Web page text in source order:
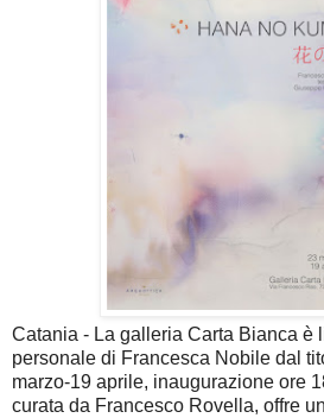
Catania - La galleria Carta Bianca è
personale di Francesca Nobile dal
marzo-19 aprile, inaugurazione ore
curata da Francesco Rovella, offre